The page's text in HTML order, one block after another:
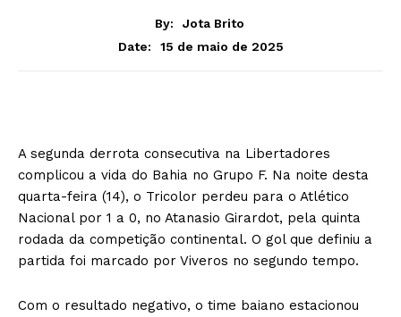
By:
Jota Brito
Date:
15 de maio de 2025
A segunda derrota consecutiva na Libertadores
complicou a vida do Bahia no Grupo F. Na noite desta
quarta-feira (14), o Tricolor perdeu para o Atlético
Nacional por 1 a 0, no Atanasio Girardot, pela quinta
rodada da competição continental. O gol que definiu a
partida foi marcado por Viveros no segundo tempo.
Com o resultado negativo, o time baiano estacionou